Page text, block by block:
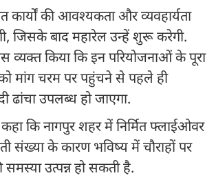
कार्यों की आवश्यकता और व्यवहार्यता
जिसके बाद महारेल उन्हें शुरू करेगी.
व्यक्त किया कि इन परियोजनाओं के पूरा
मांग चरम पर पहुंचने से पहले ही
ढांचा उपलब्ध हो जाएगा.
कि नागपुर शहर में निर्मित फ्लाईओवर
संख्या के कारण भविष्य में चौराहों पर
समस्या उत्पन्न हो सकती है.